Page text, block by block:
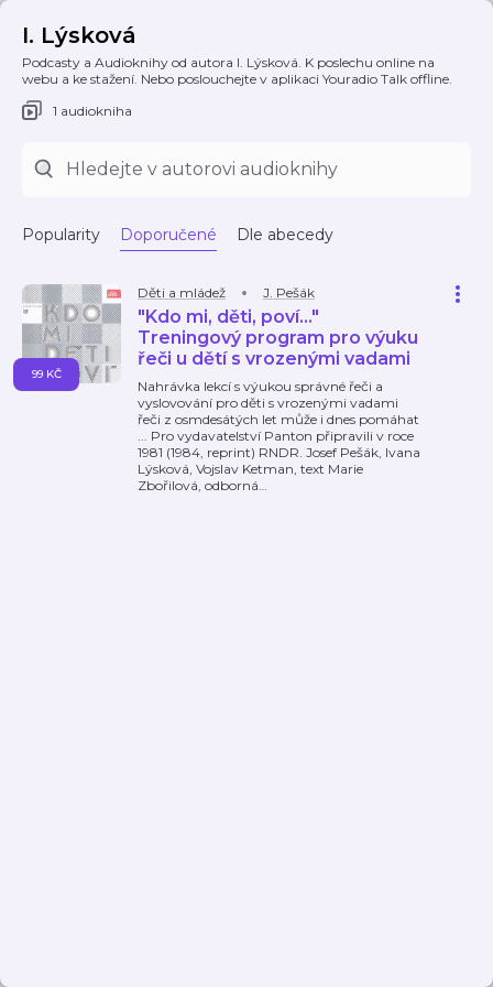
I. Lýsková
Podcasty a Audioknihy od autora I. Lýsková. K poslechu online na
webu a ke stažení. Nebo poslouchejte v aplikaci Youradio Talk offline.
1 audiokniha
Popularity Doporučené Dle abecedy
Děti a mládež J. Pešák
"Kdo mi, děti, poví..."
Treningový program pro výuku
řeči u dětí s vrozenými vadami
Nahrávka lekcí s výukou správné řeči a
vyslovování pro děti s vrozenými vadami
řeči z osmdesátých let může i dnes pomáhat
... Pro vydavatelství Panton připravili v roce
1981 (1984, reprint) RNDR. Josef Pešák, Ivana
Lýsková, Vojslav Ketman, text Marie
Zbořilová, odborná…
99 KČ